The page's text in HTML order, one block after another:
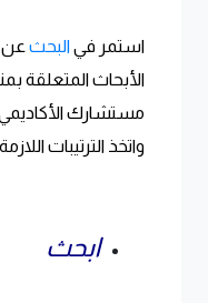
استمر فيالبحث عن
الأبحاث المتعلقة
مستشارك
واتخذ الترتيبات
ابحث